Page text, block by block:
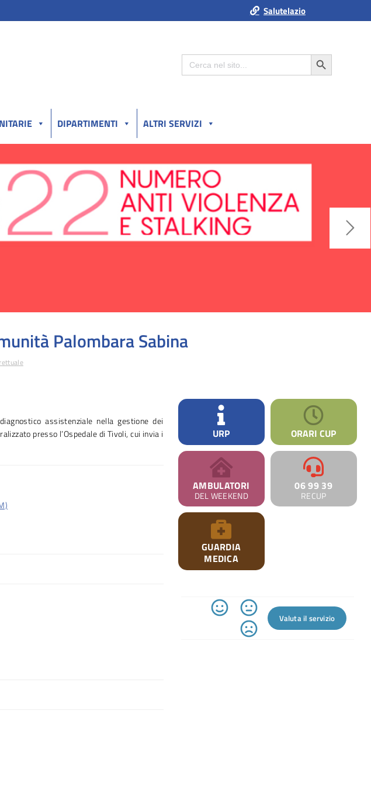
Salutelazio
Search
for:
Search Button
DIPARTIMENTI ALTRI SERVIZI
Palombara Sabina
assistenziale nella gestione dei
presso l’Ospedale di Tivoli, cui invia i
URP
AMBULATORI
DEL WEEKEND
GUARDIA
MEDICA
ORARI CUP
06 99 39
RECUP
Valuta il servizio